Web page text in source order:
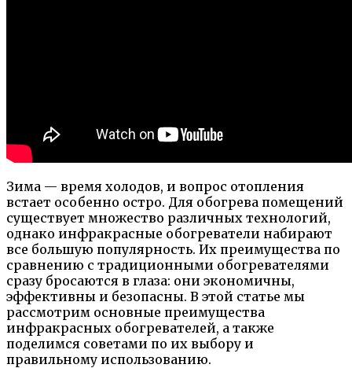
Зима — время холодов, и вопрос отопления
встает особенно остро. Для обогрева помещений
существует множество различных технологий,
однако инфракрасные обогреватели набирают
все большую популярность. Их преимущества по
сравнению с традиционными обогревателями
сразу бросаются в глаза: они экономичны,
эффективны и безопасны. В этой статье мы
рассмотрим основные преимущества
инфракрасных обогревателей, а также
поделимся советами по их выбору и
правильному использованию.